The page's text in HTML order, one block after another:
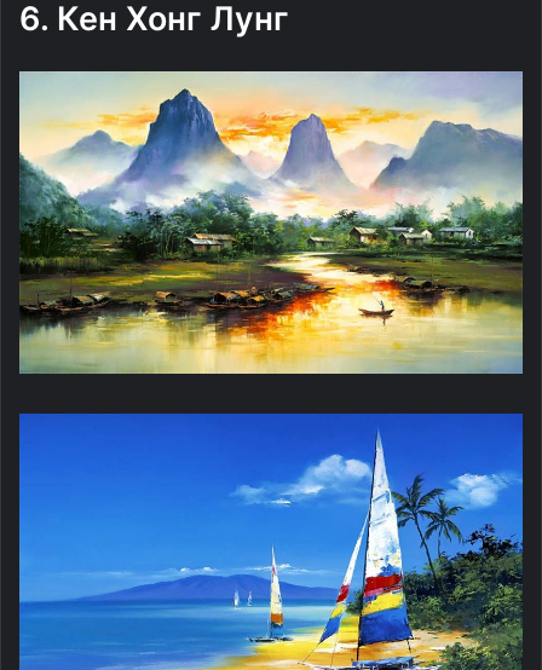
6. Кен Хонг Лунг